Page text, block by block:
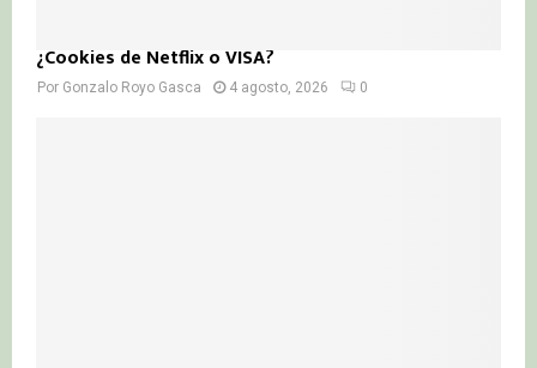
¿Cookies de Netflix o VISA?
Por Gonzalo Royo Gasca 4 agosto, 2026 0